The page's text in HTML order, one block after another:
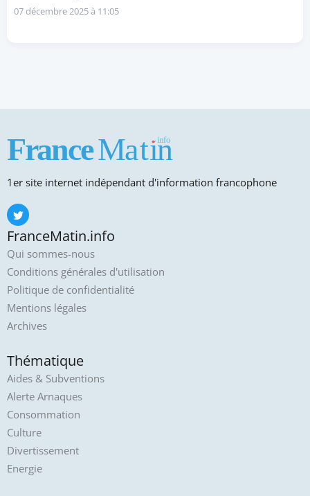
07 décembre 2025 à 11:05
1er site internet indépendant d'information francophone
FranceMatin.info
Qui sommes-nous
Conditions générales d'utilisation
Politique de confidentialité
Mentions légales
Archives
Thématique
Aides & Subventions
Alerte Arnaques
Consommation
Culture
Divertissement
Energie